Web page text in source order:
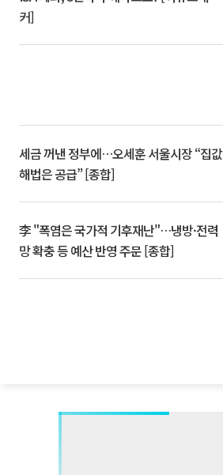
커]
세금 꺼낸 정부에…오세훈 서울시장 “집값
해법은 공급” [종합]
李 "폭염은 국가적 기후재난"…냉방·전력
망 확충 등 예산 반영 주문 [종합]